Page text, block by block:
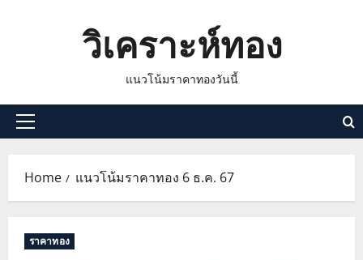
วิเคราะห์ทอง
แนวโน้มราคาทองวันนี้
Primary
Home แนวโน้มราคาทอง 6 ธ.ค. 67
ราคาทอง